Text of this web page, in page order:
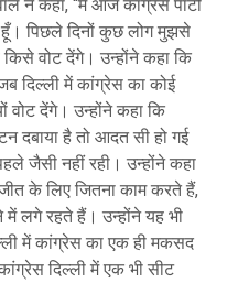
ने कहा, “मैं आज कांग्रेस पार्टी
पिछले दिनों कुछ लोग मुझसे
वोट देंगे। उन्होंने कहा कि
दिल्ली में कांग्रेस का कोई
वोट देंगे। उन्होंने कहा कि
दबाया है तो आदत सी हो गई
जैसी नहीं रही। उन्होंने कहा
के लिए जितना काम करते हैं,
में लगे रहते हैं। उन्होंने यह भी
में कांग्रेस का एक ही मकसद
दिल्ली में एक भी सीट